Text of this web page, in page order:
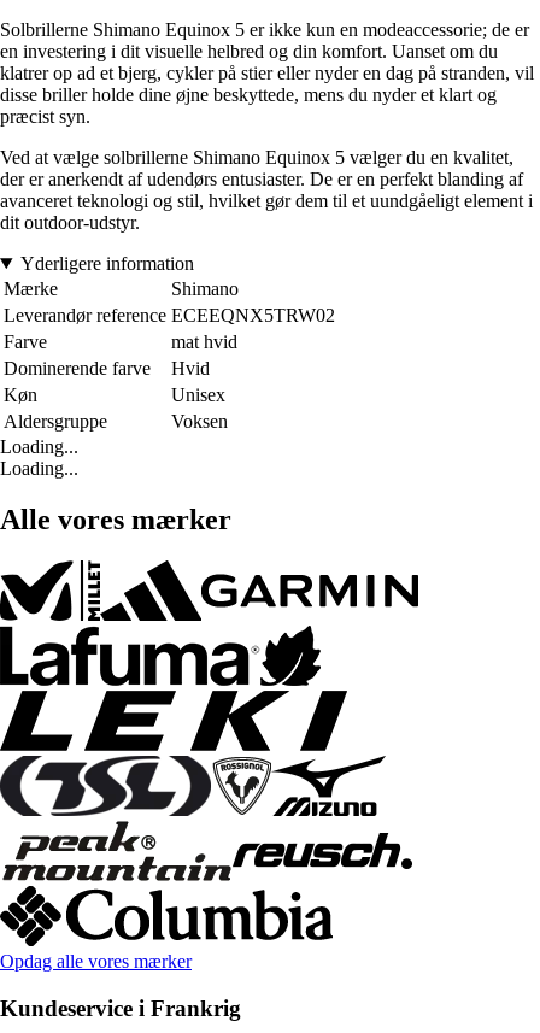
Solbrillerne Shimano Equinox 5 er ikke kun en modeaccessorie; de er
en investering i dit visuelle helbred og din komfort. Uanset om du
klatrer op ad et bjerg, cykler på stier eller nyder en dag på stranden, vil
disse briller holde dine øjne beskyttede, mens du nyder et klart og
præcist syn.
Ved at vælge solbrillerne Shimano Equinox 5 vælger du en kvalitet,
der er anerkendt af udendørs entusiaster. De er en perfekt blanding af
avanceret teknologi og stil, hvilket gør dem til et uundgåeligt element i
dit outdoor-udstyr.
Yderligere information
Mærke
Shimano
Leverandør reference ECEEQNX5TRW02
Farve
mat hvid
Dominerende farve
Hvid
Køn
Unisex
Aldersgruppe
Voksen
Loading...
Loading...
Alle vores mærker
Opdag alle vores mærker
Kundeservice i Frankrig